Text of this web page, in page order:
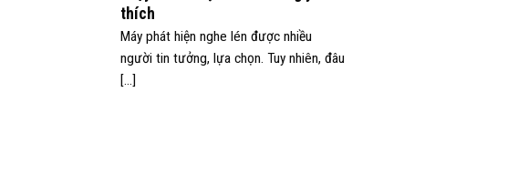
thích
Máy phát hiện nghe lén được nhiều
người tin tưởng, lựa chọn. Tuy nhiên, đâu
[...]